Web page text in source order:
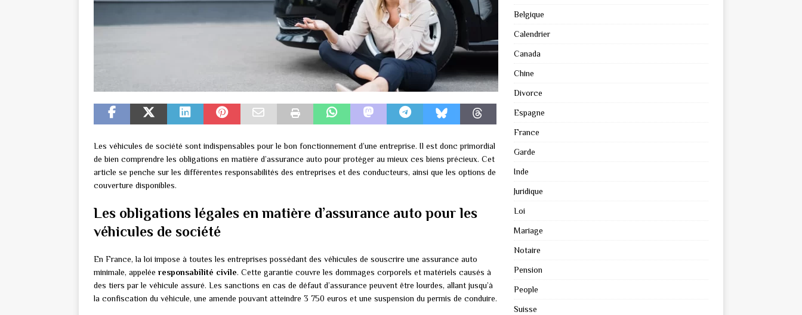
Les véhicules de société sont indispensables pour le bon fonctionnement d’une entreprise. Il est donc primordial
de bien comprendre les obligations en matière d’assurance auto pour protéger au mieux ces biens précieux. Cet
article se penche sur les différentes responsabilités des entreprises et des conducteurs, ainsi que les options de
couverture disponibles.
Les obligations légales en matière d’assurance auto pour les
véhicules de société
En France, la loi impose à toutes les entreprises possédant des véhicules de souscrire une assurance auto
minimale, appelée responsabilité civile. Cette garantie couvre les dommages corporels et matériels causés à
des tiers par le véhicule assuré. Les sanctions en cas de défaut d’assurance peuvent être lourdes, allant jusqu’à
la confiscation du véhicule, une amende pouvant atteindre 3 750 euros et une suspension du permis de conduire.
Belgique
Calendrier
Canada
Chine
Divorce
Espagne
France
Garde
Inde
Juridique
Loi
Mariage
Notaire
Pension
People
Suisse